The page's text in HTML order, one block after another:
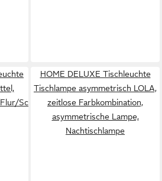
Schlafzimmer
HOME DELUXE Tischleuchte
Tischlampe asymmetrisch LOLA,
zeitlose Farbkombination,
asymmetrische Lampe,
Nachtischlampe